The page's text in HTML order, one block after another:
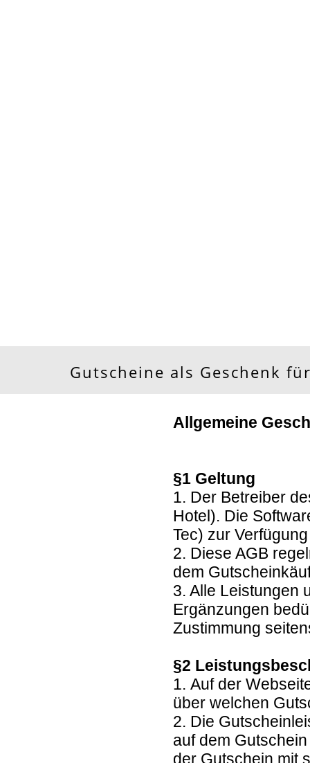
Gutscheine als Geschenk
Allgemeine
§1 Geltung
1. Der Betreiber
Hotel). Die
Tec) zur
2. Diese AGB
dem
3. Alle Leistungen
Ergänzungen
Zustimmung
§2
1. Auf der
über welchen
2. Die
auf dem
der Gutschein mit